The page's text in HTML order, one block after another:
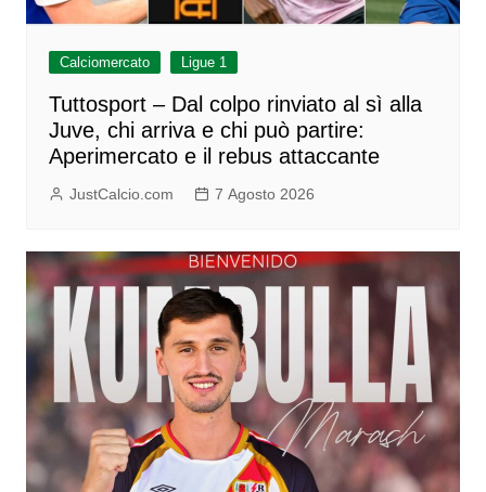
Calciomercato Ligue 1
Tuttosport – Dal colpo rinviato al sì alla
Juve, chi arriva e chi può partire:
Aperimercato e il rebus attaccante
JustCalcio.com 7 Agosto 2026